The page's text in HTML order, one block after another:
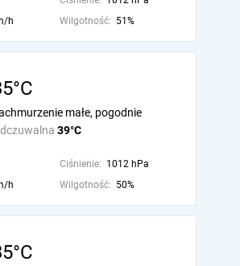
h Wilgotność: 51%
39°C
małe, pogodnie
Ciśnienie: 1012 hPa
h Wilgotność: 50%